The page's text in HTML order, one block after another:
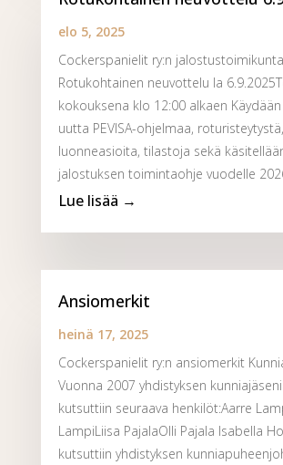
elo 5, 2025
Cockerspanielit ry:n
Rotukohtainen neuvottelu la
kokouksena klo 12:00 alkaen
uutta PEVISA-ohjelmaa, roturisteytystä,
luonneasioita, tilastoja sekä
jalostuksen toimintaohje vuodelle
Ansiomerkit
heinä 17, 2025
Cockerspanielit ry:n ansiomerkit
Vuonna 2007 yhdistyksen
kutsuttiin seuraava henkilöt:Aarre
LampiLiisa PajalaOlli Pajala Isabella
kutsuttiin yhdistyksen